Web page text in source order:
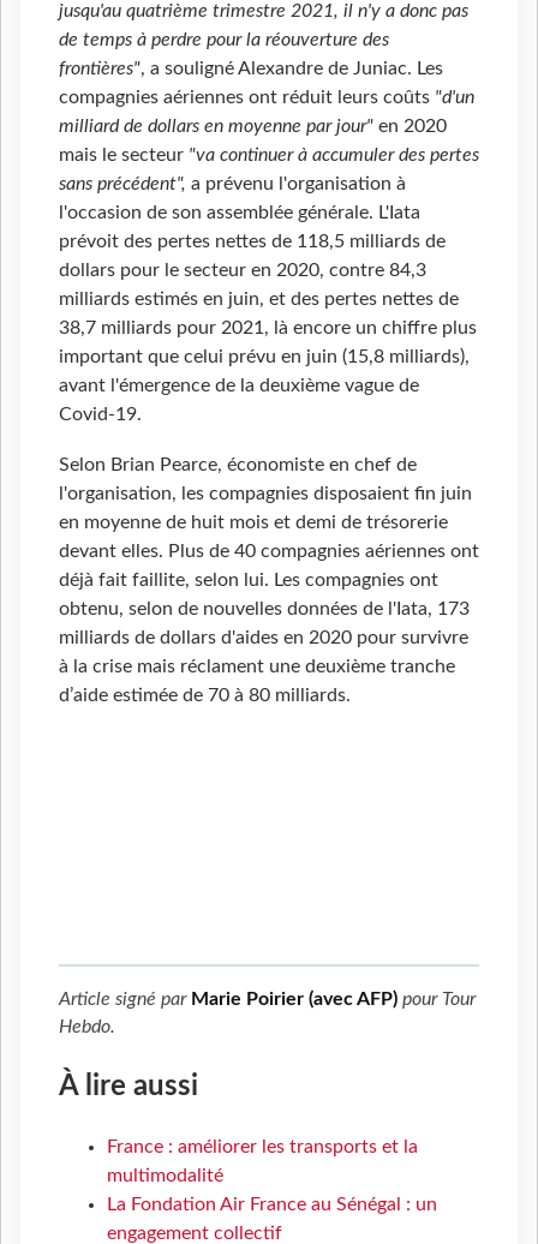
jusqu'au quatrième trimestre 2021, il n'y a donc pas
de temps à perdre pour la réouverture des
frontières", a souligné Alexandre de Juniac. Les
compagnies aériennes ont réduit leurs coûts "d'un
milliard de dollars en moyenne par jour" en 2020
mais le secteur "va continuer à accumuler des pertes
sans précédent", a prévenu l'organisation à
l'occasion de son assemblée générale. L'Iata
prévoit des pertes nettes de 118,5 milliards de
dollars pour le secteur en 2020, contre 84,3
milliards estimés en juin, et des pertes nettes de
38,7 milliards pour 2021, là encore un chiffre plus
important que celui prévu en juin (15,8 milliards),
avant l'émergence de la deuxième vague de
Covid-19.
Selon Brian Pearce, économiste en chef de
l'organisation, les compagnies disposaient fin juin
en moyenne de huit mois et demi de trésorerie
devant elles. Plus de 40 compagnies aériennes ont
déjà fait faillite, selon lui. Les compagnies ont
obtenu, selon de nouvelles données de l'Iata, 173
milliards de dollars d'aides en 2020 pour survivre
à la crise mais réclament une deuxième tranche
d’aide estimée de 70 à 80 milliards.
Article signé par Marie Poirier (avec AFP) pour Tour
Hebdo.
À lire aussi
France : améliorer les transports et la
multimodalité
La Fondation Air France au Sénégal : un
engagement collectif